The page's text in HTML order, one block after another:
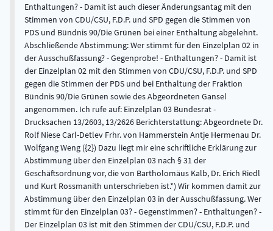
Enthaltungen? - Damit ist auch dieser Änderungsantag mit den
Stimmen von CDU/CSU, F.D.P. und SPD gegen die Stimmen von
PDS und Bündnis 90/Die Grünen bei einer Enthaltung abgelehnt.
Abschließende Abstimmung: Wer stimmt für den Einzelplan 02 in
der Ausschußfassung? - Gegenprobe! - Enthaltungen? - Damit ist
der Einzelplan 02 mit den Stimmen von CDU/CSU, F.D.P. und SPD
gegen die Stimmen der PDS und bei Enthaltung der Fraktion
Bündnis 90/Die Grünen sowie des Abgeordneten Gansel
angenommen. Ich rufe auf: Einzelplan 03 Bundesrat -
Drucksachen 13/2603, 13/2626 Berichterstattung: Abgeordnete Dr.
Rolf Niese Carl-Detlev Frhr. von Hammerstein Antje Hermenau Dr.
Wolfgang Weng ({2}) Dazu liegt mir eine schriftliche Erklärung zur
Abstimmung über den Einzelplan 03 nach § 31 der
Geschäftsordnung vor, die von Bartholomäus Kalb, Dr. Erich Riedl
und Kurt Rossmanith unterschrieben ist.*) Wir kommen damit zur
Abstimmung über den Einzelplan 03 in der Ausschußfassung. Wer
stimmt für den Einzelplan 03? - Gegenstimmen? - Enthaltungen? -
Der Einzelplan 03 ist mit den Stimmen der CDU/CSU, F.D.P. und